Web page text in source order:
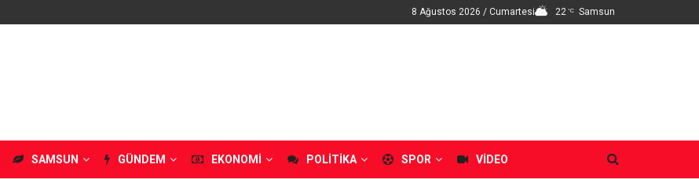
8 Ağustos 2026 / Cumartesi 22 °C Samsun
SAMSUN GÜNDEM EKONOMI POLITIKA SPOR VIDEO